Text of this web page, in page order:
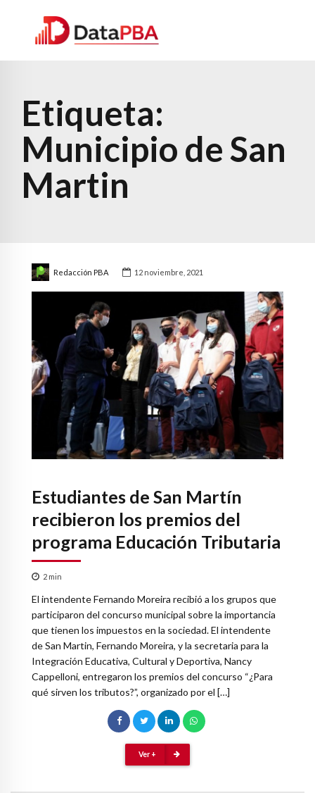
Etiqueta:
Municipio de San
Martin
Redacción PBA 12 noviembre, 2021
Estudiantes de San Martín
recibieron los premios del
programa Educación Tributaria
2 min
El intendente Fernando Moreira recibió a los grupos que
participaron del concurso municipal sobre la importancia
que tienen los impuestos en la sociedad. El intendente
de San Martin, Fernando Moreira, y la secretaria para la
Integración Educativa, Cultural y Deportiva, Nancy
Cappelloni, entregaron los premios del concurso “¿Para
qué sirven los tributos?”, organizado por el […]
Ver +